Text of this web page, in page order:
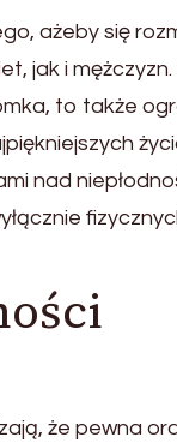
ażeby się
jak i
to także
nad
że pewna